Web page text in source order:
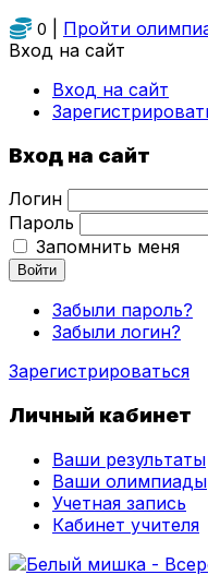
0 Пройти
Вход на сайт
Вход на сайт
Вход на сайт
Логин
Пароль
Запомнить меня
Войти
Забыли пароль?
Забыли логин?
Зарегистрироваться
Личный кабинет
Ваши результаты
Ваши олимпиады
Учетная запись
Кабинет учителя